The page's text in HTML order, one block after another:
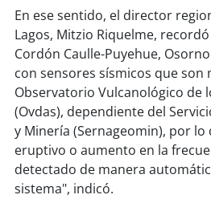
soysanantonio
soychillán
soy sancarlos
soytalcahuano
soyconcepción
En ese sentido, el director
Lagos, Mitzio Riquelme,
Cordón Caulle-Puyehue,
con sensores sísmicos que
Observatorio Vulcanológico de
(Ovdas), dependiente del
y Minería (Sernageomin), por
eruptivo o aumento en la
detectado de manera
sistema", indicó.